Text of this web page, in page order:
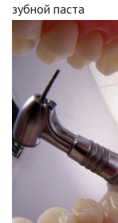
зубной паста